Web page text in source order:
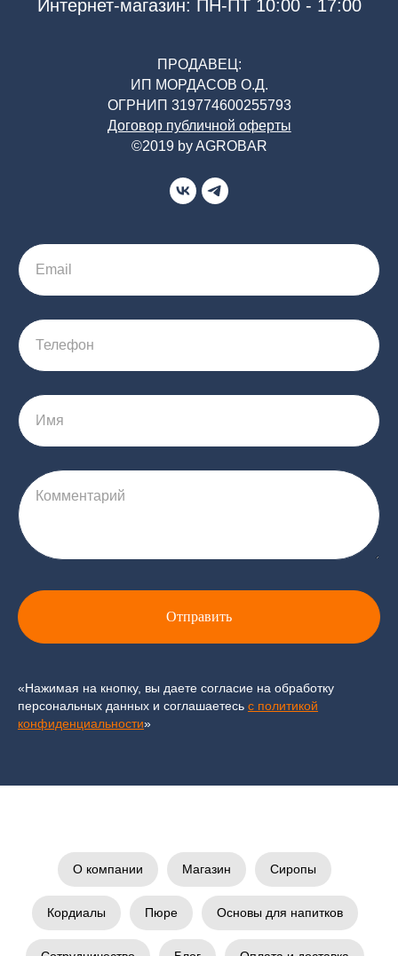
Интернет-магазин: ПН-ПТ 10:00 - 17:00
ПРОДАВЕЦ:
ИП МОРДАСОВ О.Д.
ОГРНИП 319774600255793
Договор публичной оферты
©2019 by AGROBAR
Email
Телефон
Имя
Комментарий
Отправить
«Нажимая на кнопку, вы даете согласие на обработку
персональных данных и соглашаетесь c политикой
конфиденциальности»
О компании Магазин Сиропы
Кордиалы Пюре Основы для напитков